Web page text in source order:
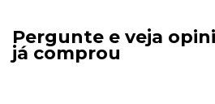
Pergunte e veja
já comprou